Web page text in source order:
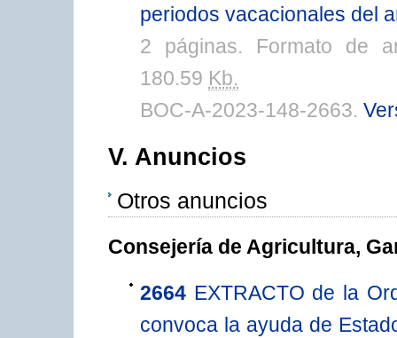
periodos vacacionales del
2 páginas. Formato de
180.59 Kb.
BOC-A-2023-148-2663.
V. Anuncios
Otros anuncios
Consejería de Agricultura,
2664 EXTRACTO de la
convoca la ayuda de